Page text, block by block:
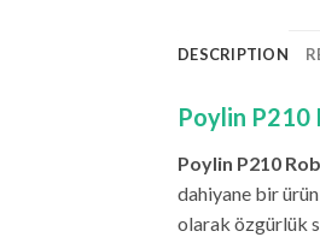
DESCRIPTION
Poylin P210
Poylin P210
dahiyane bir
olarak özgürlük